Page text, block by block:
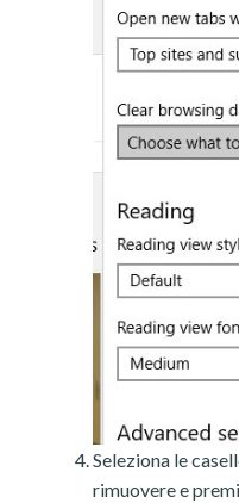
Seleziona le
rimuovere e